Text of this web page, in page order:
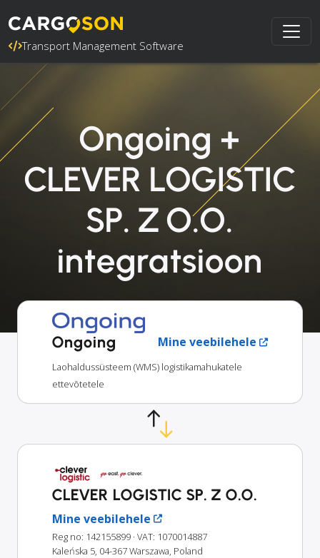
Transport Management Software
Ongoing +
CLEVER LOGISTIC
SP. Z O.O.
integratsioon
Ongoing Mine veebilehele
Laohaldussüsteem (WMS) logistikamahukatele
ettevõtetele
CLEVER LOGISTIC SP. Z O.O.
Mine veebilehele
Reg no: 142155899 · VAT: 1070014887
Kaleńska 5, 04-367 Warszawa, Poland